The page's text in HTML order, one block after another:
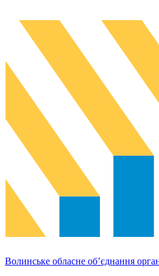
Волинське обласне об’єднання